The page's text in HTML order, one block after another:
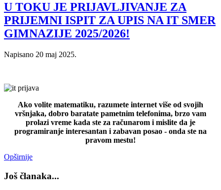
U TOKU JE PRIJAVLJIVANJE ZA
PRIJEMNI ISPIT ZA UPIS NA IT SMER
GIMNAZIJE 2025/2026!
Napisano 20 maj 2025.
Ako volite matematiku, razumete internet više od svojih
vršnjaka, dobro baratate pametnim telefonima, brzo vam
prolazi vreme kada ste za računarom i mislite da je
programiranje interesantan i zabavan posao - onda ste na
pravom mestu!
Opširnije
Još članaka...